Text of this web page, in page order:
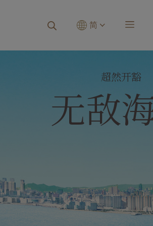
简
超然开豁
无敌